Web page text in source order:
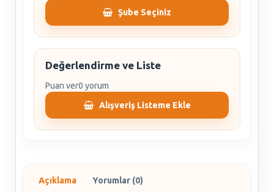
Şube Seçiniz
Değerlendirme ve Liste
Puan ver0 yorum
Alışveriş Listeme Ekle
Açıklama Yorumlar (0)